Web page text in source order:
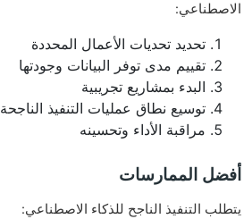
الاصطناعي:
تحديد تحديات الأعمال المحددة
تقييم مدى توفر البيانات وجودتها
البدء بمشاريع تجريبية
توسيع نطاق عمليات التنفيذ الناجحة
مراقبة الأداء وتحسينه
أفضل الممارسات
يتطلب التنفيذ الناجح للذكاء الاصطناعي: